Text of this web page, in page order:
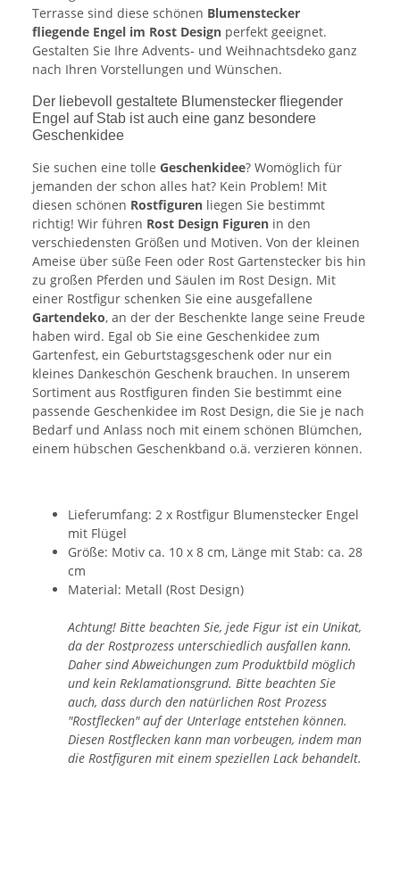
Terrasse sind diese schönen Blumenstecker
fliegende Engel im Rost Design perfekt geeignet.
Gestalten Sie Ihre Advents- und Weihnachtsdeko ganz
nach Ihren Vorstellungen und Wünschen.
Der liebevoll gestaltete Blumenstecker fliegender
Engel auf Stab ist auch eine ganz besondere
Geschenkidee
Sie suchen eine tolle Geschenkidee? Womöglich für
jemanden der schon alles hat? Kein Problem! Mit
diesen schönen Rostfiguren liegen Sie bestimmt
richtig! Wir führen Rost Design Figuren in den
verschiedensten Größen und Motiven. Von der kleinen
Ameise über süße Feen oder Rost Gartenstecker bis hin
zu großen Pferden und Säulen im Rost Design. Mit
einer Rostfigur schenken Sie eine ausgefallene
Gartendeko, an der der Beschenkte lange seine Freude
haben wird. Egal ob Sie eine Geschenkidee zum
Gartenfest, ein Geburtstagsgeschenk oder nur ein
kleines Dankeschön Geschenk brauchen. In unserem
Sortiment aus Rostfiguren finden Sie bestimmt eine
passende Geschenkidee im Rost Design, die Sie je nach
Bedarf und Anlass noch mit einem schönen Blümchen,
einem hübschen Geschenkband o.ä. verzieren können.
Lieferumfang: 2 x Rostfigur Blumenstecker Engel
mit Flügel
Größe: Motiv ca. 10 x 8 cm, Länge mit Stab: ca. 28
cm
Material: Metall (Rost Design)
Achtung! Bitte beachten Sie, jede Figur ist ein Unikat,
da der Rostprozess unterschiedlich ausfallen kann.
Daher sind Abweichungen zum Produktbild möglich
und kein Reklamationsgrund. Bitte beachten Sie
auch, dass durch den natürlichen Rost Prozess
"Rostflecken" auf der Unterlage entstehen können.
Diesen Rostflecken kann man vorbeugen, indem man
die Rostfiguren mit einem speziellen Lack behandelt.